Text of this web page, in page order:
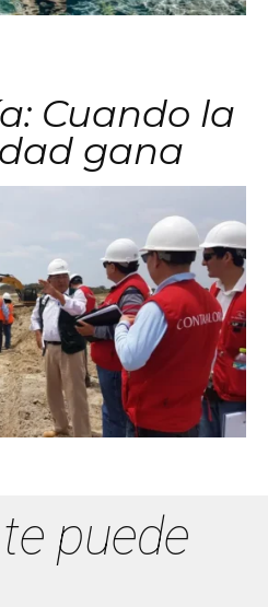
Cuando la
gana
puede